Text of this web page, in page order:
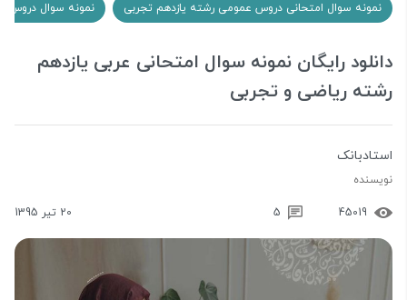
نمونه سوال امتحانی دروس عمومی رشته یازدهم تجربی نمونه سوال دروس
دانلود رایگان نمونه سوال امتحانی عربی یازدهم
رشته ریاضی و تجربی
استادبانک
نویسنده
45019
5 20 تیر 1395